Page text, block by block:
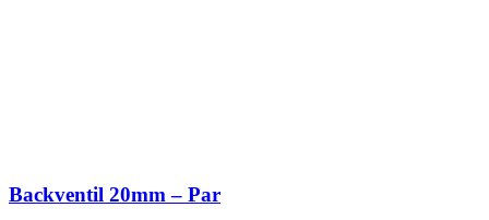
Backventil 20mm – Par